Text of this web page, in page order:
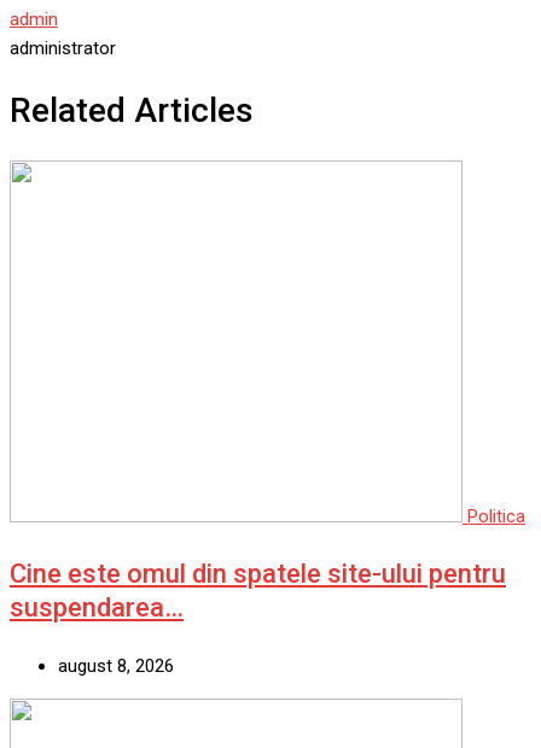
admin
administrator
Related Articles
Politica
Cine este omul din spatele site-ului pentru
suspendarea…
august 8, 2026